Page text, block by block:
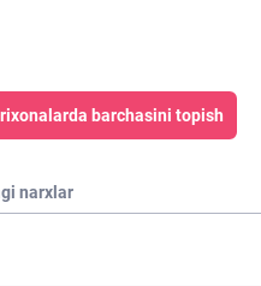
barchasini topish
narxlar